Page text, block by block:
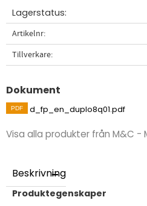
Lagerstatus
Artikelnr
Tillverkare
Dokument
d_fp_en_duplo8q01.pdf
Visa alla produkter från M&C -
Beskrivning
Produktegenskaper